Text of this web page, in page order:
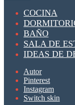
COCINA
BAÑO
SALA DE
IDEAS DE
Autor
Pinterest
Instagram
Switch skin